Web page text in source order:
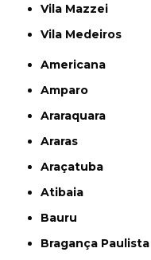
Vila Mazzei
Vila Medeiros
Americana
Amparo
Araraquara
Araras
Araçatuba
Atibaia
Bauru
Bragança Paulista